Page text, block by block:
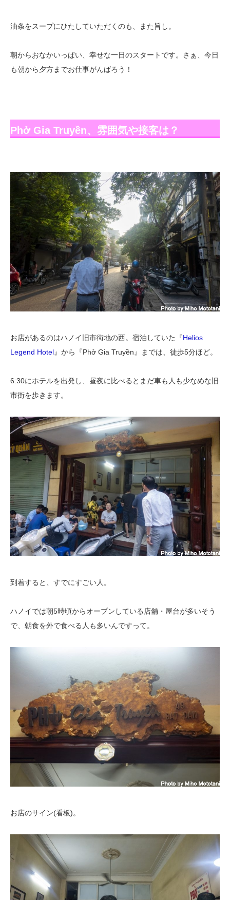
油条をスープにひたしていただくのも、また旨し。
朝からおなかいっぱい、幸せな一日のスタートです。さぁ、今日
も朝から夕方までお仕事がんばろう！
Phở Gia Truyền、雰囲気や接客は？
お店があるのはハノイ旧市街地の西。宿泊していた『Helios
Legend Hotel』から『Phở Gia Truyền』までは、徒歩5分ほど。
6:30にホテルを出発し、昼夜に比べるとまだ車も人も少なめな旧
市街を歩きます。
到着すると、すでにすごい人。
ハノイでは朝5時頃からオープンしている店舗・屋台が多いそう
で、朝食を外で食べる人も多いんですって。
お店のサイン(看板)。